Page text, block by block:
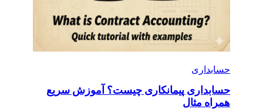
حسابداری
حسابداری پیمانکاری چیست؟ آموزش سریع
همراه مثال